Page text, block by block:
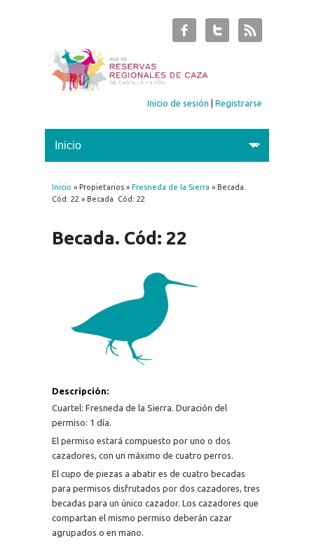
Inicio de sesión |Registrarse
Se encuentra usted aquí
Inicio » Propietarios » Fresneda de la Sierra » Becada.
Cód: 22 » Becada. Cód: 22
Becada. Cód: 22
Descripción:
Cuartel: Fresneda de la Sierra. Duración del
permiso: 1 día.
El permiso estará compuesto por uno o dos
cazadores, con un máximo de cuatro perros.
El cupo de piezas a abatir es de cuatro becadas
para permisos disfrutados por dos cazadores, tres
becadas para un único cazador. Los cazadores que
compartan el mismo permiso deberán cazar
agrupados o en mano.